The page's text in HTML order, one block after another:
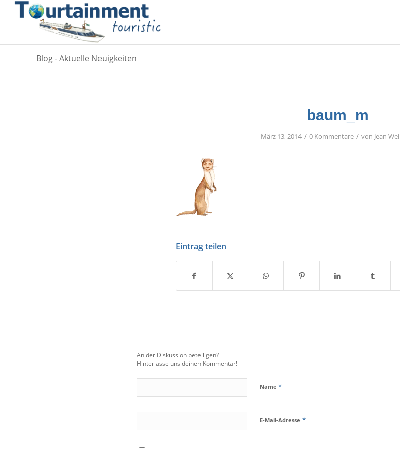
Blog - Aktuelle Neuigkeiten
baum_m
März 13, 2014 / 0 Kommentare / von Jean
Eintrag teilen
An der Diskussion beteiligen?
Hinterlasse uns deinen Kommentar!
Name *
E-Mail-Adresse *